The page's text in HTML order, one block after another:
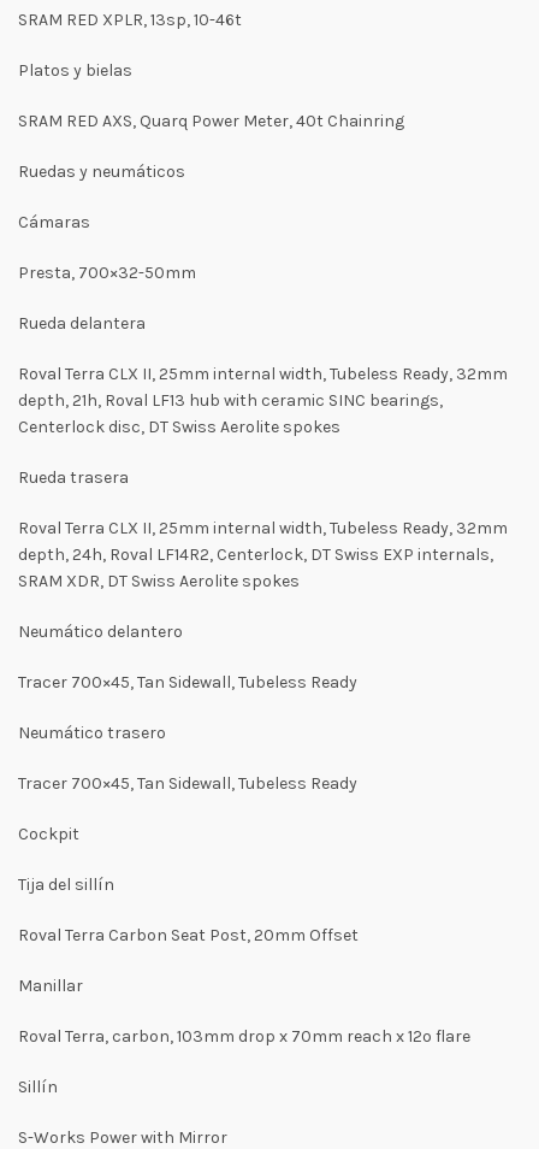
SRAM RED XPLR, 13sp, 10-46t
Platos y bielas
SRAM RED AXS, Quarq Power Meter, 40t Chainring
Ruedas y neumáticos
Cámaras
Presta, 700×32-50mm
Rueda delantera
Roval Terra CLX II, 25mm internal width, Tubeless Ready, 32mm
depth, 21h, Roval LF13 hub with ceramic SINC bearings,
Centerlock disc, DT Swiss Aerolite spokes
Rueda trasera
Roval Terra CLX II, 25mm internal width, Tubeless Ready, 32mm
depth, 24h, Roval LF14R2, Centerlock, DT Swiss EXP internals,
SRAM XDR, DT Swiss Aerolite spokes
Neumático delantero
Tracer 700×45, Tan Sidewall, Tubeless Ready
Neumático trasero
Tracer 700×45, Tan Sidewall, Tubeless Ready
Cockpit
Tija del sillín
Roval Terra Carbon Seat Post, 20mm Offset
Manillar
Roval Terra, carbon, 103mm drop x 70mm reach x 12º flare
Sillín
S-Works Power with Mirror